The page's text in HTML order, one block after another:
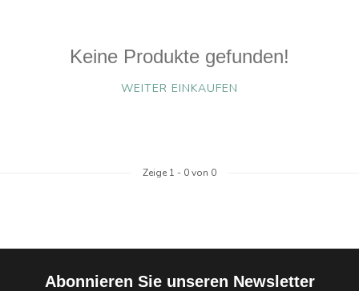
Keine Produkte gefunden!
WEITER EINKAUFEN
Zeige 1 - 0von 0
Abonnieren Sie unseren Newsletter